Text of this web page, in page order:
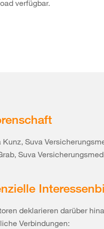
verfügbar.
Kunz, Suva
Suva
deklarieren darüber
Verbindungen: